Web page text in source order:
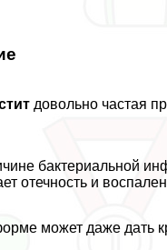
довольно частая
бактериальной
отечность и
может даже дать